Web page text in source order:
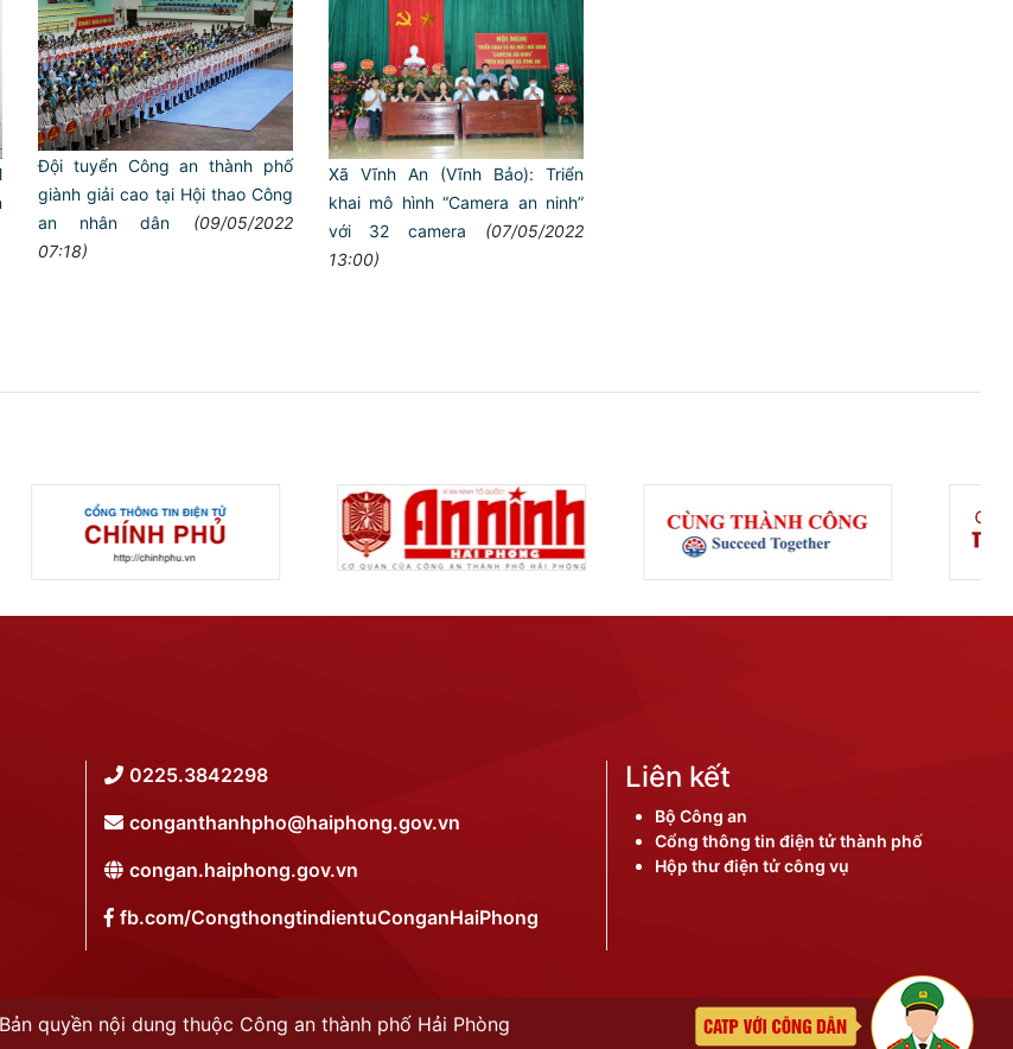
Đội tuyển Công an thành phố
giành giải cao tại Hội thao Công
an nhân dân
(09/05/2022
07:18)
Xã Vĩnh An (Vĩnh Bảo): Triển
khai mô hình “Camera an ninh”
với 32 camera
(07/05/2022
13:00)
0225.3842298
conganthanhpho@haiphong.gov.vn
congan.haiphong.gov.vn
fb.com/CongthongtindientuConganHaiPhong
Liên kết
Bộ Công an
Cổng thông tin điện tử thành phố
Hộp thư điện tử công vụ
quyền nội dung thuộc Công an thành phố Hải Phòng